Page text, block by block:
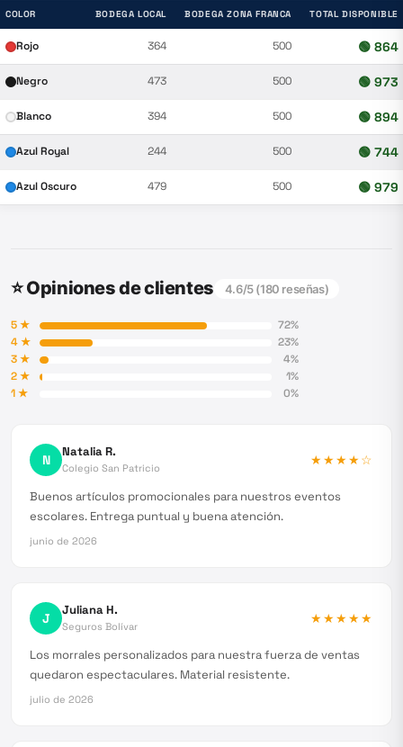
COLOR BODEGA LOCAL BODEGA ZONA FRANCA TOTAL DISPONIBLE
Rojo 364 500 🟢 864
Negro 473 500 🟢 973
Blanco 394 500 🟢 894
Azul Royal 244 500 🟢 744
Azul Oscuro 479 500 🟢 979
⭐ Opiniones de clientes 4.6/5 (180 reseñas)
5★ 72%
4★ 23%
3★ 4%
2★ 1%
1★ 0%
N Natalia R.
Colegio San Patricio
★★★★☆
Buenos artículos promocionales para nuestros eventos
escolares. Entrega puntual y buena atención.
junio de 2026
J Juliana H.
Seguros Bolívar
★★★★★
Los morrales personalizados para nuestra fuerza de ventas
quedaron espectaculares. Material resistente.
julio de 2026